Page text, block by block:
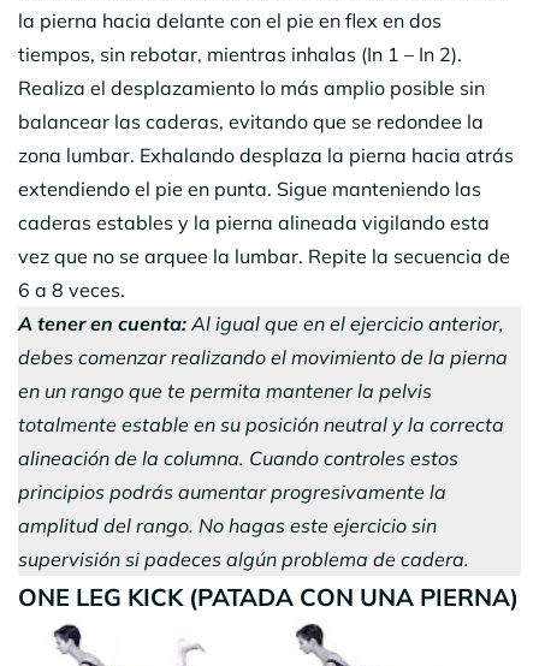
la pierna hacia delante con el pie en flex en dos
tiempos, sin rebotar, mientras inhalas (In 1 – In 2).
Realiza el desplazamiento lo más amplio posible sin
balancear las caderas, evitando que se redondee la
zona lumbar. Exhalando desplaza la pierna hacia atrás
extendiendo el pie en punta. Sigue manteniendo las
caderas estables y la pierna alineada vigilando esta
vez que no se arquee la lumbar. Repite la secuencia de
6 a 8 veces.
A tener en cuenta: Al igual que en el ejercicio anterior,
debes comenzar realizando el movimiento de la pierna
en un rango que te permita mantener la pelvis
totalmente estable en su posición neutral y la correcta
alineación de la columna. Cuando controles estos
principios podrás aumentar progresivamente la
amplitud del rango. No hagas este ejercicio sin
supervisión si padeces algún problema de cadera.
ONE LEG KICK (PATADA CON UNA PIERNA)